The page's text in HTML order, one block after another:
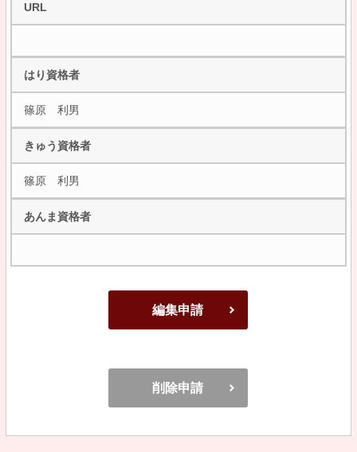
URL
はり資格者
篠原 利男
きゅう資格者
篠原 利男
あんま資格者
編集申請
削除申請